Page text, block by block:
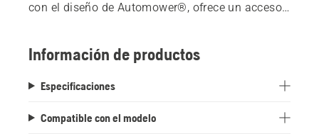
con el diseño de Automower®, ofrece un acceso
Información de productos
Especificaciones
Compatible con el modelo